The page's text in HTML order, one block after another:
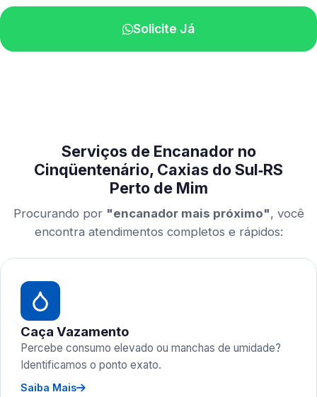
Solicite Já
Serviços de Encanador no
Cinqüentenário, Caxias do Sul‑RS
Perto de Mim
Procurando por "encanador mais próximo", você
encontra atendimentos completos e rápidos:
Caça Vazamento
Percebe consumo elevado ou manchas de umidade?
Identificamos o ponto exato.
Saiba Mais